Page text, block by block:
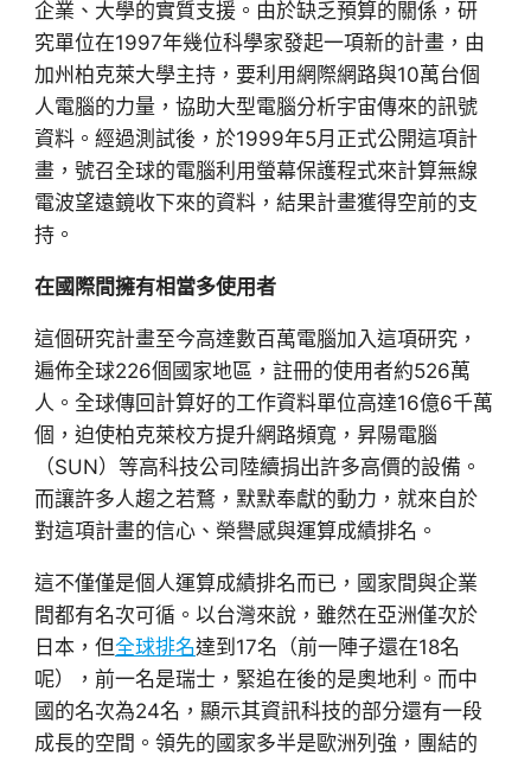
企業、大學的實質支援。由於缺乏預算的關係，研
究單位在1997年幾位科學家發起一項新的計畫，由
加州柏克萊大學主持，要利用網際網路與10萬台個
人電腦的力量，協助大型電腦分析宇宙傳來的訊號
資料。經過測試後，於1999年5月正式公開這項計
畫，號召全球的電腦利用螢幕保護程式來計算無線
電波望遠鏡收下來的資料，結果計畫獲得空前的支
持。
在國際間擁有相當多使用者
這個研究計畫至今高達數百萬電腦加入這項研究，
遍佈全球226個國家地區，註冊的使用者約526萬
人。全球傳回計算好的工作資料單位高達16億6千萬
個，迫使柏克萊校方提升網路頻寬，昇陽電腦
（SUN）等高科技公司陸續捐出許多高價的設備。
而讓許多人趨之若鶩，默默奉獻的動力，就來自於
對這項計畫的信心、榮譽感與運算成績排名。
這不僅僅是個人運算成績排名而已，國家間與企業
間都有名次可循。以台灣來說，雖然在亞洲僅次於
日本，但全球排名達到17名（前一陣子還在18名
呢），前一名是瑞士，緊追在後的是奧地利。而中
國的名次為24名，顯示其資訊科技的部分還有一段
成長的空間。領先的國家多半是歐洲列強，團結的